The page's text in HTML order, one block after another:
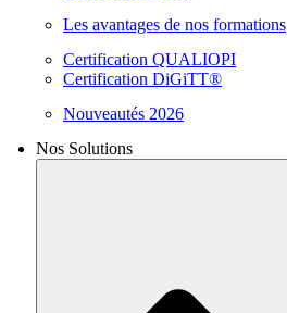
Les avantages de nos formations
Certification QUALIOPI
Certification DiGiTT®
Nouveautés 2026
Nos Solutions